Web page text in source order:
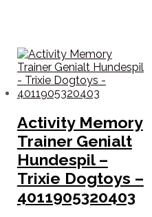
Activity Memory
Trainer Genialt
Hundespil –
Trixie Dogtoys –
4011905320403